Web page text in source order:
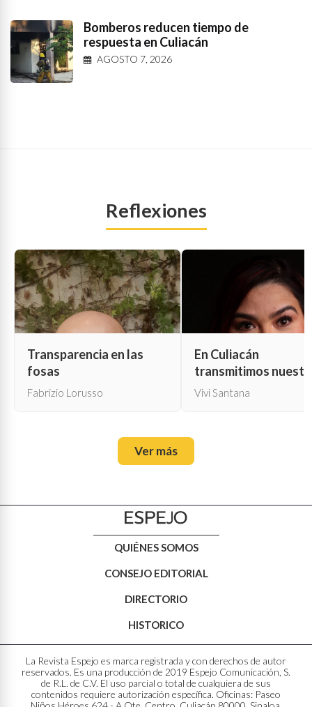
Bomberos reducen tiempo de
respuesta en Culiacán
AGOSTO 7, 2026
Reflexiones
Transparencia en las
fosas
Fabrizio Lorusso
En Culiacán
transmitimos
propia muerte
Vivi Santana
Ver más
QUIÉNES SOMOS
CONSEJO EDITORIAL
DIRECTORIO
HISTORICO
La Revista Espejo es marca registrada y con derechos de autor
reservados. Es una producción de 2019 Espejo Comunicación, S.
de R.L. de C.V. El uso parcial o total de cualquiera de sus
contenidos requiere autorización específica. Oficinas: Paseo